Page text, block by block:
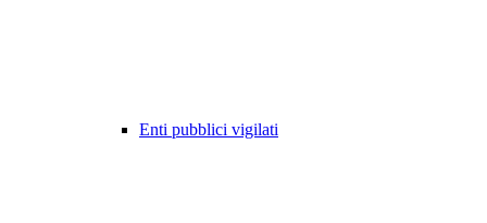
Enti pubblici vigilati